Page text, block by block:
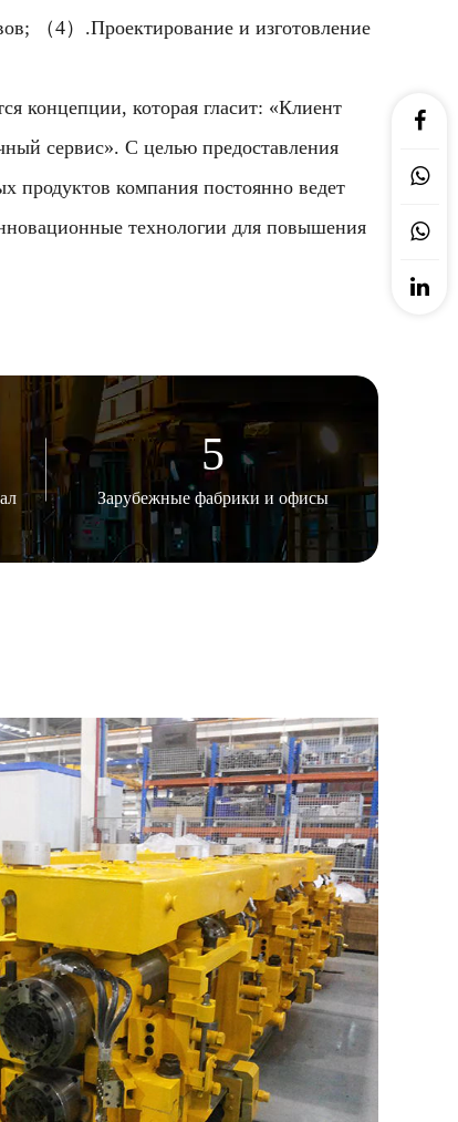
（4）.Проектирование и изготовление
концепции, которая гласит: «Клиент
сервис». С целью предоставления
продуктов компания постоянно ведет
технологии для повышения
5
Зарубежные фабрики и офисы